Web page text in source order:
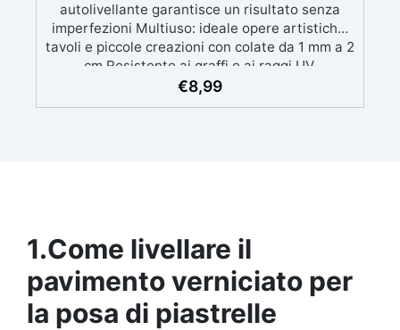
autolivellante garantisce un risultato senza
imperfezioni Multiuso: ideale opere artistiche,
tavoli e piccole creazioni con colate da 1 mm a 2
cm Resistente ai graffi e ai raggi UV,
garantendo opere durature, vibranti e senza
€8,99
1.Come livellare il
pavimento verniciato per
la posa di piastrelle